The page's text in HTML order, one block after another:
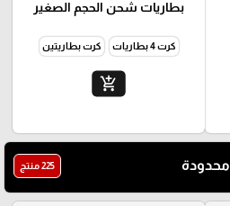
بطاريات شحن الحجم الصغير
كرت 4 بطاريات كرت بطاريتين
add_shopping_cart
225 منتج